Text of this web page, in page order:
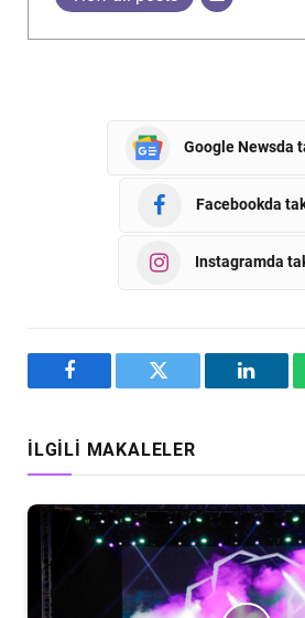
Google Newsda
Facebookda
Instagramda
Facebook Twitter
İLGILI MAKALELER